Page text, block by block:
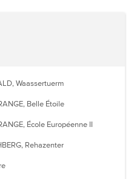
Waassertuerm
Belle Étoile
École Européenne II
Rehazenter